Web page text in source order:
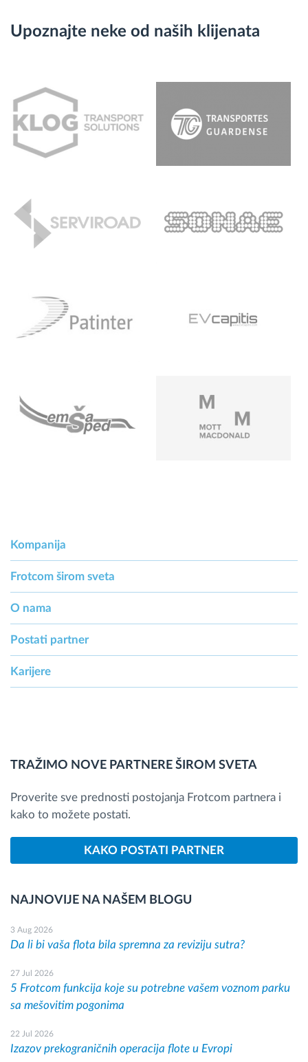
Upoznajte neke od naših klijenata
Kompanija
Frotcom širom sveta
O nama
Postati partner
Karijere
TRAŽIMO NOVE PARTNERE ŠIROM SVETA
Proverite sve prednosti postojanja Frotcom partnera i
kako to možete postati.
KAKO POSTATI PARTNER
NAJNOVIJE NA NAŠEM BLOGU
3 Aug 2026
Da li bi vaša flota bila spremna za reviziju sutra?
27 Jul 2026
5 Frotcom funkcija koje su potrebne vašem voznom parku
sa mešovitim pogonima
22 Jul 2026
Izazov prekograničnih operacija flote u Evropi